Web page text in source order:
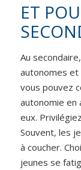
ET
Au
autonomes et
vous pouvez
autonomie en
eux.
Souvent, les
à coucher.
jeunes se